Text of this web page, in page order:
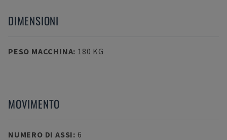
DIMENSIONI
PESO MACCHINA: 180 KG
MOVIMENTO
NUMERO DI ASSI: 6